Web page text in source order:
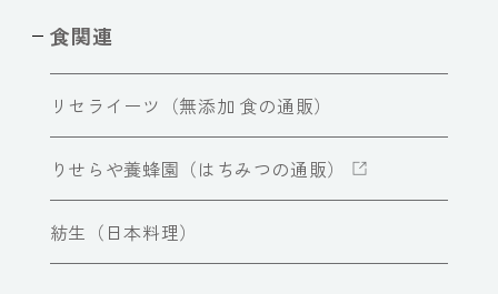
食関連
リセライーツ（無添加 食の通販）
りせらや養蜂園（はちみつの通販）
紡生（日本料理）